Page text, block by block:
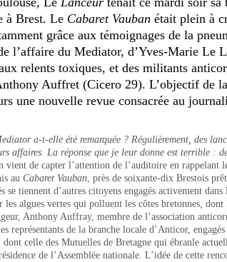
à Brest. Le Cabaret Vauban était plein à
grâce aux témoignages de la
l’affaire du Mediator, d’Yves-Marie Le
relents toxiques, et des militants
Auffret (Cicero 29). L’objectif de
une nouvelle revue consacrée au
a-t-elle été remarquée ? Régulièrement, des
affaires. La réponse que je leur donne est terrible :
de capter l’attention de l’auditoire en rappelant
au Cabaret Vauban, près de soixante-dix Brestois
se tiennent d’autres citoyens engagés activement
les algues vertes qui polluent les côtes bretonnes,
Anthony Auffray, membre de l’association
représentants de la branche locale d’Anticor,
dont celle des Mutuelles de Bretagne qui ébranle
de l’Assemblée nationale. L’idée de cette